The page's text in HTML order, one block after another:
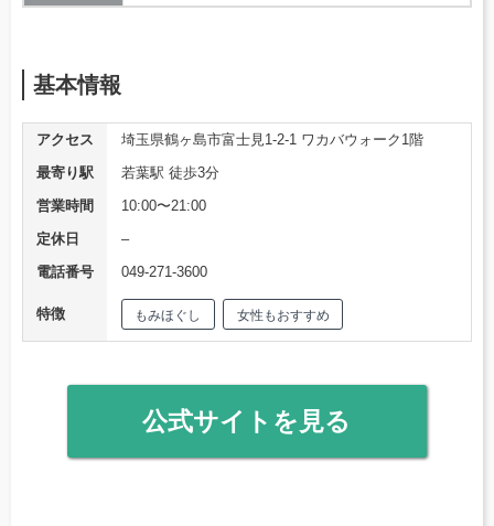
基本情報
アクセス
埼玉県鶴ヶ島市富士見1-2-1 ワカバウォーク1階
最寄り駅
若葉駅 徒歩3分
営業時間
10:00〜21:00
定休日
–
電話番号
049-271-3600
特徴 もみほぐし 女性もおすすめ
公式サイトを見る